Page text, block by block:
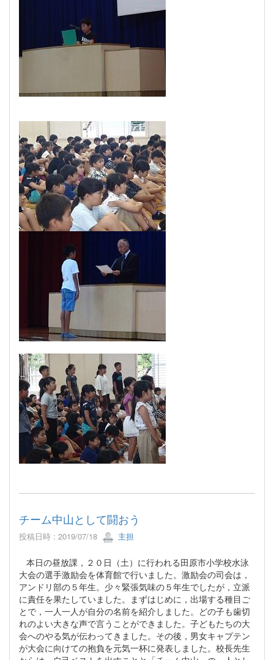
チーム中山として闘おう
投稿日時 : 2019/07/18 主担
本日の昼放課，２０日（土）に行われる田原市小学校水泳
大会の選手激励会を体育館で行いました。激励会の司会は，
アンドリ部の５年生。少々緊張気味の５年生でしたが，立派
に責任を果たしていました。まずはじめに，出場する種目ご
とで，一人一人が自分の名前を紹介しました。どの子も歯切
れのよい大きな声で言うことができました。子どもたちの大
会へのやる気が伝わってきました。その後，男女キャプテン
が大会に向けての抱負を元気一杯に発表しました。校長先生